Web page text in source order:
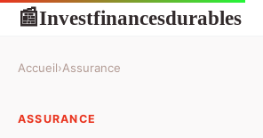
📰Investfinancesdurables
Accueil›Assurance
ASSURANCE